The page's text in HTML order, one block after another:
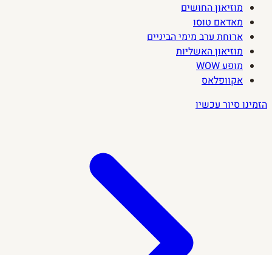
מוזיאון החושים
מאדאם טוסו
ארוחת ערב מימי הביניים
מוזיאון האשליות
מופע WOW
אקוופלאס
הזמינו סיור עכשיו